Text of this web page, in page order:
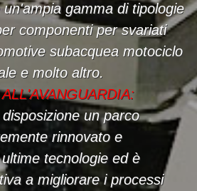
gamma di tipologie
componenti per svariati
subacquea motociclo
e molto altro.
un parco
rinnovato e
tecnologie ed è
a migliorare i processi